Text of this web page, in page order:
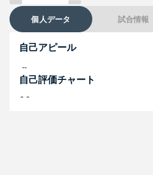
個人データ 試合情報
自己アピール
--
自己評価チャート
--